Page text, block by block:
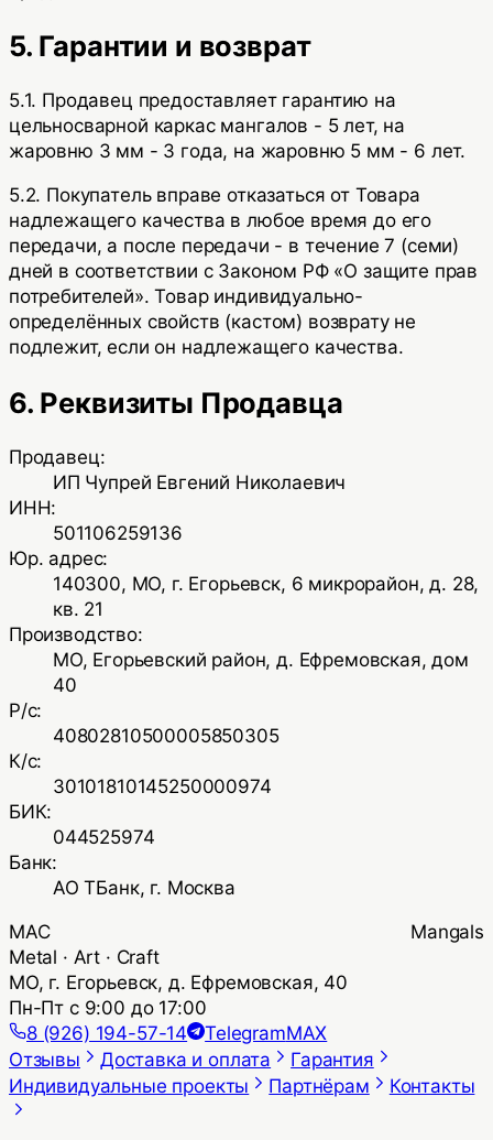
5. Гарантии и возврат
5.1. Продавец предоставляет гарантию на
цельносварной каркас мангалов - 5 лет, на
жаровню 3 мм - 3 года, на жаровню 5 мм - 6 лет.
5.2. Покупатель вправе отказаться от Товара
надлежащего качества в любое время до его
передачи, а после передачи - в течение 7 (семи)
дней в соответствии с Законом РФ «О защите прав
потребителей». Товар индивидуально-
определённых свойств (кастом) возврату не
подлежит, если он надлежащего качества.
6. Реквизиты Продавца
Продавец:
ИП Чупрей Евгений Николаевич
ИНН:
501106259136
Юр. адрес:
140300, МО, г. Егорьевск, 6 микрорайон, д. 28,
кв. 21
Производство:
МО, Егорьевский район, д. Ефремовская, дом
40
Р/с:
40802810500005850305
К/с:
30101810145250000974
БИК:
044525974
Банк:
АО ТБанк, г. Москва
MAC Mangals
Metal · Art · Craft
МО, г. Егорьевск, д. Ефремовская, 40
Пн-Пт с 9:00 до 17:00
8 (926) 194-57-14
TelegramMAX
Отзывы
Доставка и оплата
Гарантия
Индивидуальные проекты
Партнёрам Контакты